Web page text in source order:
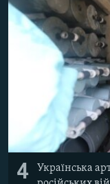
4
Українська